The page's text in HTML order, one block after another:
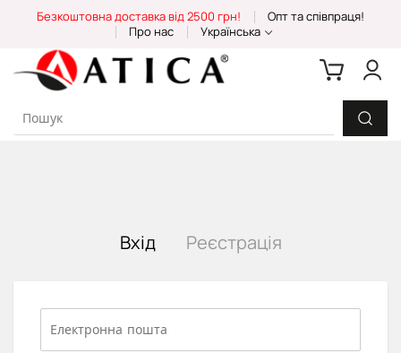
Content
Безкоштовна доставка від 2500 грн!
Опт та співпраця!
Про нас
Українська
Вхід Реєстрація